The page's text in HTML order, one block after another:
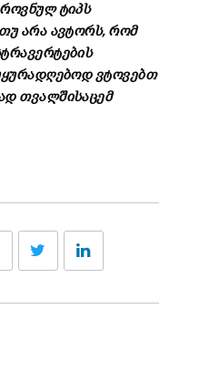
ტიპს
არა ავტორს, რომ
ვტოვებთ
თვალშისაცემ
FacebookTwitter